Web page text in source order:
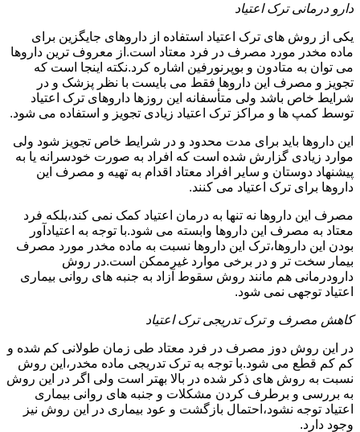
دارو درمانی ترک اعتیاد
یکی از روش های ترک اعتیاد استفاده از داروهای جایگزین برای
ماده مخدر مورد مصرف در فرد معتاد است.از معروف ترین داروها
می توان به متادون و بوپرنورفین اشاره کرد.نکته اینجا است که
تجویز و مصرف این داروها فقط می بایست با نظر پزشک و در
شرایط خاص باشد ولی متأسفانه این روزها داروهای ترک اعتیاد
توسط کمپ ها و مراکز ترک اعتیاد زیادی تجویز و استفاده می شود.
این داروها باید برای مدت محدود و در شرایط خاص تجویز شود ولی
موارد زیادی گزارش شده است که افراد به صورت خودسرانه یا به
پیشنهاد دوستان و سایر افراد معتاد اقدام به تهیه و مصرف این
داروها برای ترک اعتیاد می کنند.
مصرف این داروها نه تنها به درمان اعتیاد کمک نمی کند،بلکه فرد
معتاد به مصرف این داروها وابسته می شود.با توجه به اعتیادآور
بودن این داروها،ترک این داروها نسبت به ماده مخدر مورد مصرف
بیمار سخت تر و در برخی موارد غیرممکن است.در روش
دارودرمانی هم مانند روش سقوط آزاد به جنبه های روانی بیماری
اعتیاد توجهی نمی شود.
کاهش مصرف و ترک تدریجی ترک اعتیاد
در این روش دوز مصرف در فرد معتاد طی زمان طولانی کم شده و
کم کم قطع می شود.با توجه به ترک تدریجی ماده مخدر،این روش
نسبت به روش های ذکر شده در بالا بهتر است ولی اگر در این روش
به بررسی و برطرف کردن مشکلات و جنبه های روانی بیماری
اعتیاد توجه نشود،احتمال بازگشت و عود بیماری در این روش نیز
وجود دارد.